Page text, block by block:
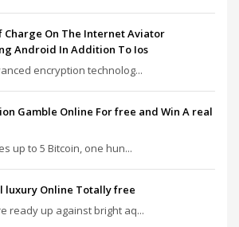
Charge On The Internet Aviator
Android In Addition To Ios
encryption technolog...
Gamble Online For free and Win A real
up to 5 Bitcoin, one hun...
luxury Online Totally free
ready up against bright aq...